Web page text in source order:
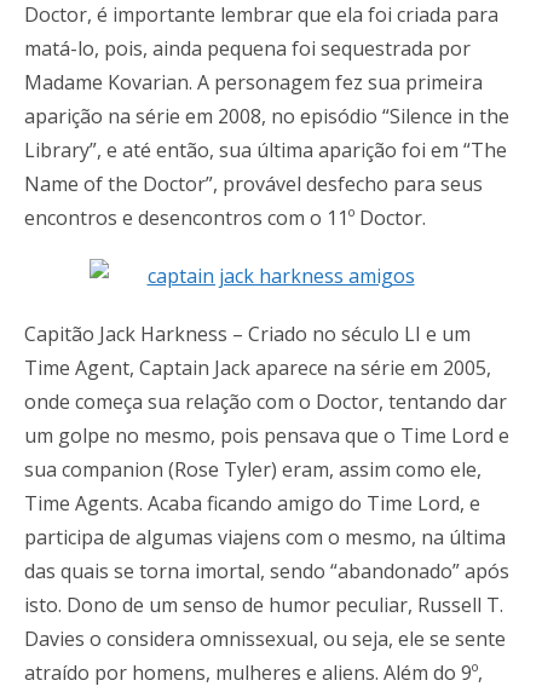
Doctor, é importante lembrar que ela foi criada para
matá-lo, pois, ainda pequena foi sequestrada por
Madame Kovarian. A personagem fez sua primeira
aparição na série em 2008, no episódio “Silence in the
Library”, e até então, sua última aparição foi em “The
Name of the Doctor”, provável desfecho para seus
encontros e desencontros com o 11º Doctor.
Capitão Jack Harkness – Criado no século LI e um
Time Agent, Captain Jack aparece na série em 2005,
onde começa sua relação com o Doctor, tentando dar
um golpe no mesmo, pois pensava que o Time Lord e
sua companion (Rose Tyler) eram, assim como ele,
Time Agents. Acaba ficando amigo do Time Lord, e
participa de algumas viajens com o mesmo, na última
das quais se torna imortal, sendo “abandonado” após
isto. Dono de um senso de humor peculiar, Russell T.
Davies o considera omnissexual, ou seja, ele se sente
atraído por homens, mulheres e aliens. Além do 9º,